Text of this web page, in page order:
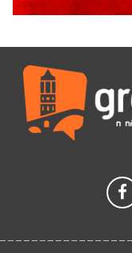
5 Αυγούστου 2026
Θερινό Σινεμά στο
Καλοκαιριού 2026»
Ανάσες».
5 Αυγούστου 2026
5 Αυγούστου 2026